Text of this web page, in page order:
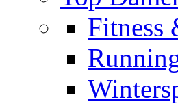
Fitness